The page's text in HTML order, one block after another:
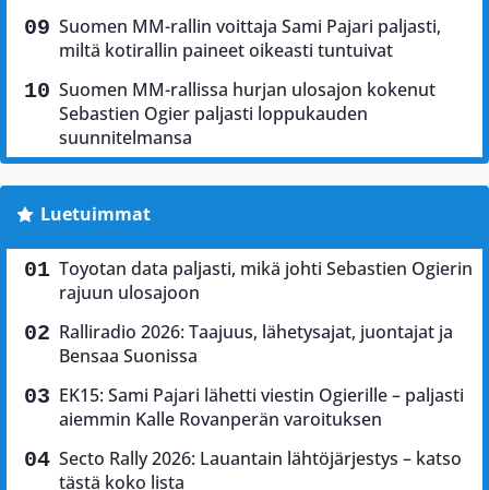
Suomen MM-rallin voittaja Sami Pajari paljasti,
miltä kotirallin paineet oikeasti tuntuivat
Suomen MM-rallissa hurjan ulosajon kokenut
Sebastien Ogier paljasti loppukauden
suunnitelmansa
Luetuimmat
Toyotan data paljasti, mikä johti Sebastien Ogierin
rajuun ulosajoon
Ralliradio 2026: Taajuus, lähetysajat, juontajat ja
Bensaa Suonissa
EK15: Sami Pajari lähetti viestin Ogierille – paljasti
aiemmin Kalle Rovanperän varoituksen
Secto Rally 2026: Lauantain lähtöjärjestys – katso
tästä koko lista